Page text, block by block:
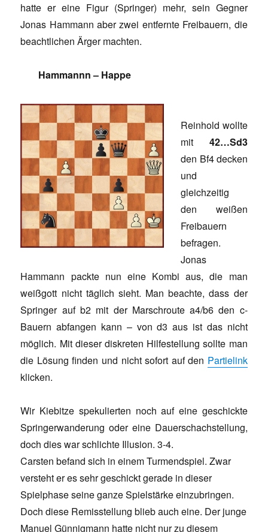
hatte er eine Figur (Springer) mehr, sein Gegner
Jonas Hammann aber zwei entfernte Freibauern, die
beachtlichen Ärger machten.
Hammannn – Happe
Reinhold wollte
mit 42…Sd3
den Bf4 decken
und
gleichzeitig
den weißen
Freibauern
befragen.
Jonas
Hammann packte nun eine Kombi aus, die man
weißgott nicht täglich sieht. Man beachte, dass der
Springer auf b2 mit der Marschroute a4/b6 den c-
Bauern abfangen kann – von d3 aus ist das nicht
möglich. Mit dieser diskreten Hilfestellung sollte man
die Lösung finden und nicht sofort auf den Partielink
klicken.
Wir Kiebitze spekulierten noch auf eine geschickte
Springerwanderung oder eine Dauerschachstellung,
doch dies war schlichte Illusion. 3-4.
Carsten befand sich in einem Turmendspiel. Zwar
versteht er es sehr geschickt gerade in dieser
Spielphase seine ganze Spielstärke einzubringen.
Doch diese Remisstellung blieb auch eine. Der junge
Manuel Günnigmann hatte nicht nur zu diesem